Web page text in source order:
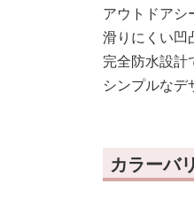
アウトドアシ
滑りにくい凹
完全防水設計
シンプルなデ
カラーバ